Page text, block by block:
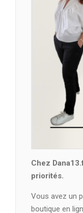
Chez
priorités.
Vous avez un
boutique en